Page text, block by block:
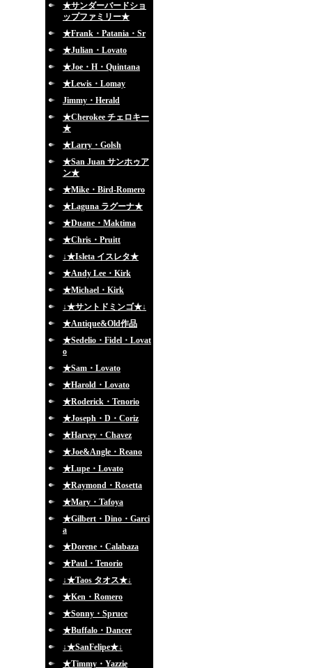
★サンダーバードショ
ップファミリー★
★Frank・Patania・Sr
★Julian・Lovato
★Joe・H・Quintana
★Lewis・Lomay
Jimmy・Herald
★Cherokee チェロキー
★
★Larry・Golsh
★San Juan サンホゥア
ン★
★Mike・Bird-Romero
★Laguna ラグーナ★
★Duane・Maktima
★Chris・Pruitt
↓★Isleta イスレタ★
★Andy Lee・Kirk
★Michael・Kirk
↓★サントドミンゴ★↓
★Antique&Old作品
★Sedelio・Fidel・Lovat
o
★Sam・Lovato
★Harold・Lovato
★Roderick・Tenorio
★Joseph・D・Coriz
★Harvey・Chavez
★Joe&Angle・Reano
★Lupe・Lovato
★Raymond・Rosetta
★Mary・Tafoya
★Gilbert・Dino・Garci
a
★Dorene・Calabaza
★Paul・Tenorio
↓★Taos タオス★↓
★Ken・Romero
★Sonny・Spruce
★Buffalo・Dancer
↓★SanFelipe★↓
★Timmy・Yazzie